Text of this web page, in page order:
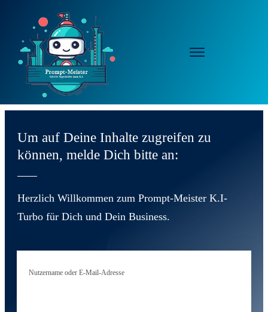
Um auf Deine Inhalte zugreifen zu
können, melde Dich bitte an:
Herzlich Willkommen zum Prompt-Meister K.I-
Turbo für Dich und Dein Business.
Nutzername oder E-Mail-Adresse